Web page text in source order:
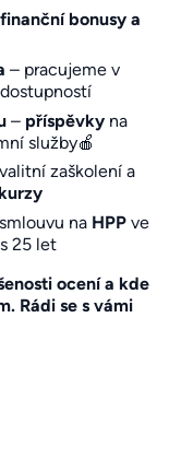
finanční bonusy a
– pracujeme v
– příspěvky na
služby🍎
zaškolení a
na HPP ve
25 let
ocení a kde
Rádi se s vámi